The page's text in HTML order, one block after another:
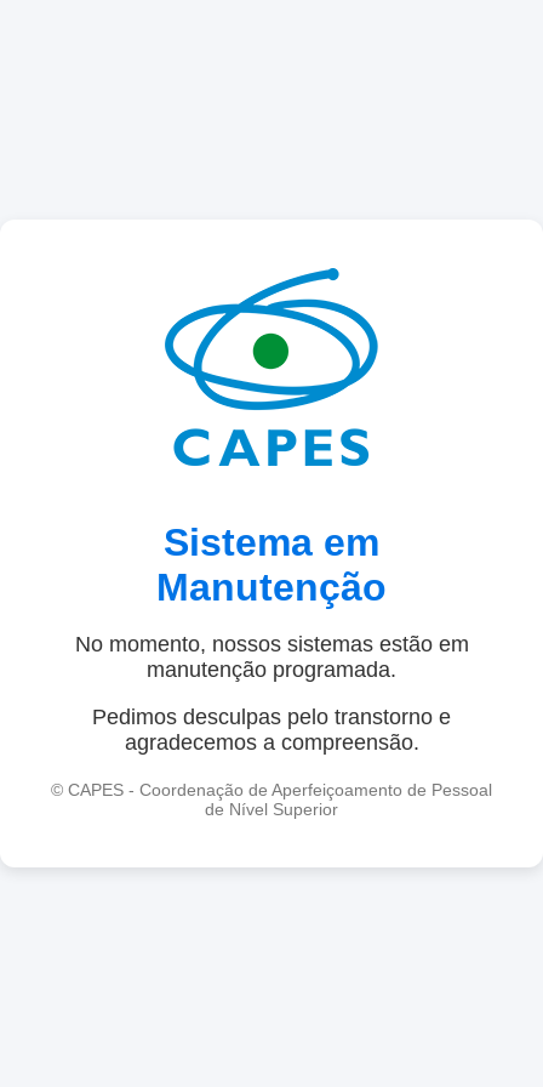
Sistema em
Manutenção
No momento, nossos sistemas estão em
manutenção programada.
Pedimos desculpas pelo transtorno e
agradecemos a compreensão.
© CAPES - Coordenação de Aperfeiçoamento de Pessoal
de Nível Superior